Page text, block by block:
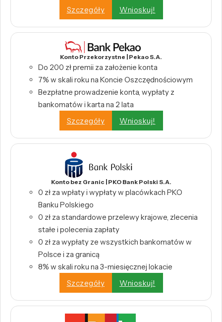
Szczegóły Wnioskuj!
Konto Przekorzystne | Pekao S.A.
Do 200 zł premii za założenie konta
7% w skali roku na Koncie Oszczędnościowym
Bezpłatne prowadzenie konta, wypłaty z
bankomatów i karta na 2 lata
Szczegóły
Wnioskuj!
Konto bez Granic | PKO Bank Polski S.A.
0 zł za wpłaty i wypłaty w placówkach PKO
Banku Polskiego
0 zł za standardowe przelewy krajowe, zlecenia
stałe i polecenia zapłaty
0 zł za wypłaty ze wszystkich bankomatów w
Polsce i za granicą
8% w skali roku na 3-miesięcznej lokacie
Szczegóły
Wnioskuj!